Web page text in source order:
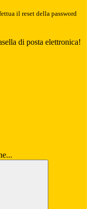
il reset della password
di posta elettronica!